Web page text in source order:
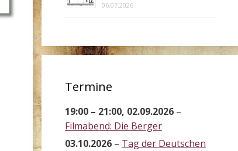
06.07.2026
Termine
19:00 – 21:00, 02.09.2026 –
Filmabend: Die Berger
03.10.2026 – Tag der Deutschen